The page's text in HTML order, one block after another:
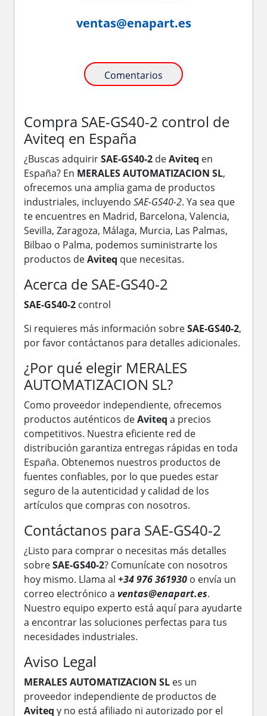
ventas@enapart.es
Comentarios
Compra SAE-GS40-2 control de
Aviteq en España
¿Buscas adquirirSAE-GS40-2 deAviteq en
España? En MERALES AUTOMATIZACION SL,
ofrecemos una amplia gama de productos
industriales, incluyendo SAE-GS40-2. Ya sea que
te encuentres en Madrid, Barcelona, Valencia,
Sevilla, Zaragoza, Málaga, Murcia, Las Palmas,
Bilbao o Palma, podemos suministrarte los
productos deAviteq que necesitas.
Acerca de SAE-GS40-2
SAE-GS40-2 control
Si requieres más información sobreSAE-GS40-2,
por favor contáctanos para detalles adicionales.
¿Por qué elegir MERALES
AUTOMATIZACION SL?
Como proveedor independiente, ofrecemos
productos auténticos deAviteq a precios
competitivos. Nuestra eficiente red de
distribución garantiza entregas rápidas en toda
España. Obtenemos nuestros productos de
fuentes confiables, por lo que puedes estar
seguro de la autenticidad y calidad de los
artículos que compras con nosotros.
Contáctanos para SAE-GS40-2
¿Listo para comprar o necesitas más detalles
sobreSAE-GS40-2? Comunícate con nosotros
hoy mismo. Llama al +34 976 361930 o envía un
correo electrónico a ventas@enapart.es.
Nuestro equipo experto está aquí para ayudarte
a encontrar las soluciones perfectas para tus
necesidades industriales.
Aviso Legal
MERALES AUTOMATIZACION SL es un
proveedor independiente de productos de
Aviteq y no está afiliado ni autorizado por el